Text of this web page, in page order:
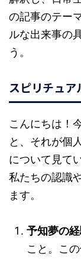
の記事のテー
ルな出来事の
う。
スピリチュア
こんにちは！
と、それが個
について見て
私たちの認識
ます。
予知夢の
こと。こ